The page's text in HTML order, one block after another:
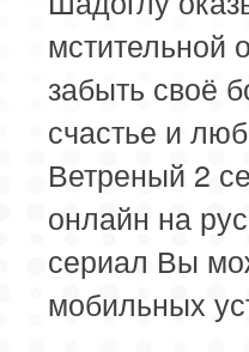
мстительной
забыть своё
счастье и
Ветреный 2
онлайн на
сериал Вы
мобильных